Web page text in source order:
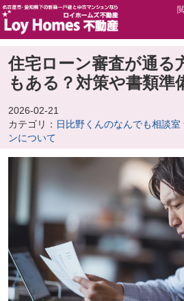
住宅ローン審査が通る
もある？対策や書類準
2026-02-21
カテゴリ： 日比野くんのなんでも相談
ンについて